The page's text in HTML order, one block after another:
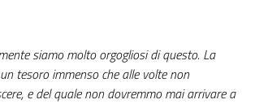
siamo molto orgogliosi di questo. La
tesoro immenso che alle volte non
e del quale non dovremmo mai arrivare a